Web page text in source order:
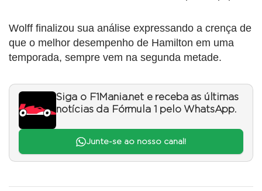
Wolff finalizou sua análise expressando a crença de
que o melhor desempenho de Hamilton em uma
temporada, sempre vem na segunda metade.
Siga o F1Mania.net e receba as últimas
notícias da Fórmula 1 pelo WhatsApp.
Junte-se ao nosso canal!